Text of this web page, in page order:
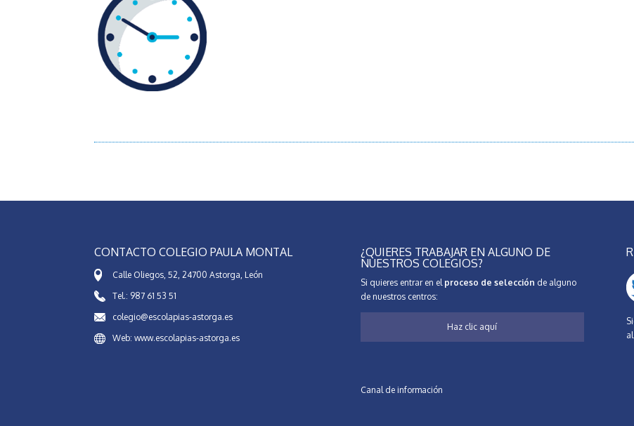
CONTACTO COLEGIO PAULA MONTAL
Calle Oliegos, 52, 24700 Astorga, León
Tel.: 987 61 53 51
colegio@escolapias-astorga.es
Web: www.escolapias-astorga.es
¿QUIERES TRABAJAR EN ALGUNO DE
NUESTROS COLEGIOS?
Si quieres entrar en el proceso de selección de alguno
de nuestros centros:
Haz clic aquí
Canal de información